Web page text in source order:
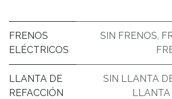
FRENOS
ELÉCTRICOS
SIN FRENOS,
LLANTA DE
REFACCIÓN
SIN LLANTA
LLANTA